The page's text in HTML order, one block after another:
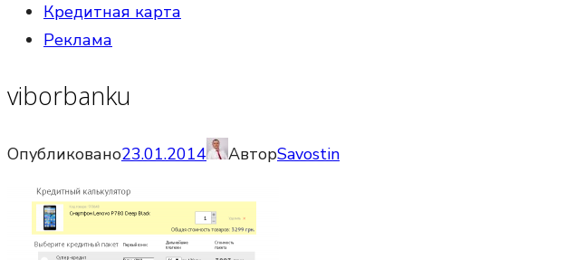
Кредитная карта
Реклама
viborbanku
Опубликовано23.01.2014 АвторSavostin